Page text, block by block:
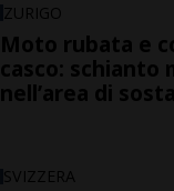
ZURIGO
Moto rubata e
casco: schianto
nell’area di sosta
SVIZZERA